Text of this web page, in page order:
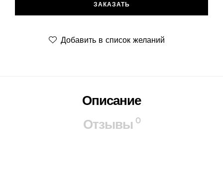
ЗАКАЗАТЬ
Добавить в список желаний
Описание
Отзывы 0